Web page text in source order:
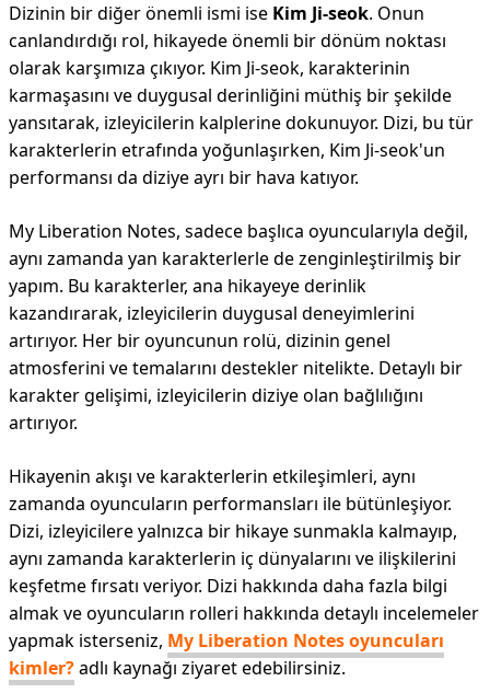
Dizinin bir diğer önemli ismi ise Kim Ji-seok. Onun
canlandırdığı rol, hikayede önemli bir dönüm noktası
olarak karşımıza çıkıyor. Kim Ji-seok, karakterinin
karmaşasını ve duygusal derinliğini müthiş bir şekilde
yansıtarak, izleyicilerin kalplerine dokunuyor. Dizi, bu tür
karakterlerin etrafında yoğunlaşırken, Kim Ji-seok'un
performansı da diziye ayrı bir hava katıyor.
My Liberation Notes, sadece başlıca oyuncularıyla değil,
aynı zamanda yan karakterlerle de zenginleştirilmiş bir
yapım. Bu karakterler, ana hikayeye derinlik
kazandırarak, izleyicilerin duygusal deneyimlerini
artırıyor. Her bir oyuncunun rolü, dizinin genel
atmosferini ve temalarını destekler nitelikte. Detaylı bir
karakter gelişimi, izleyicilerin diziye olan bağlılığını
artırıyor.
Hikayenin akışı ve karakterlerin etkileşimleri, aynı
zamanda oyuncuların performansları ile bütünleşiyor.
Dizi, izleyicilere yalnızca bir hikaye sunmakla kalmayıp,
aynı zamanda karakterlerin iç dünyalarını ve ilişkilerini
keşfetme fırsatı veriyor. Dizi hakkında daha fazla bilgi
almak ve oyuncuların rolleri hakkında detaylı incelemeler
yapmak isterseniz, My Liberation Notes oyuncuları
kimler?adlı kaynağı ziyaret edebilirsiniz.